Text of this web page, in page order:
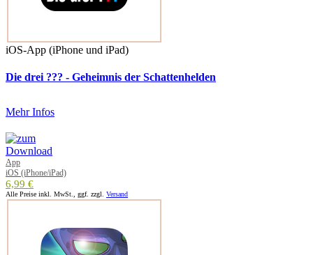
iOS-App (iPhone und iPad)
Die drei ??? - Geheimnis der Schattenhelden
Mehr Infos
App
iOS (iPhone/iPad)
6,99 €
Alle Preise inkl. MwSt., ggf. zzgl. Versand